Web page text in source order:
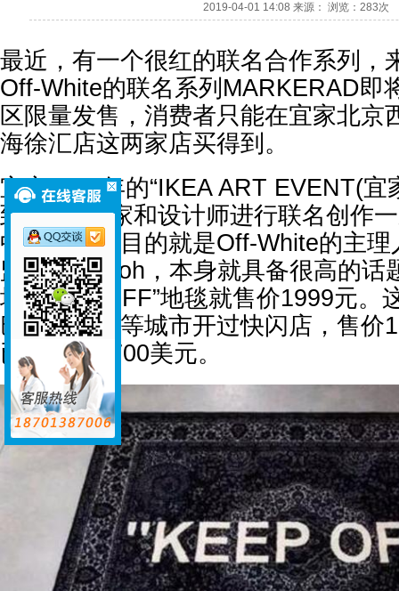
2019-04-01 14:08 来源： 浏览： 283次
最近，有一个很红的联名合作系列，
Off-White的联名系列MARKERAD即
区限量发售，消费者只能在宜家北京
海徐汇店这两家店买得到。
宜家2019年的“IKEA ART EVENT(宜
到8位艺术家和设计师进行联名创作
中最备受瞩目的就是Off-White的主
监Virgil Abloh，本身就具备很高的话
块“KEEP OFF”地毯就售价1999元。
巴黎、东京等城市开过快闪店，售价
已被炒到1700美元。